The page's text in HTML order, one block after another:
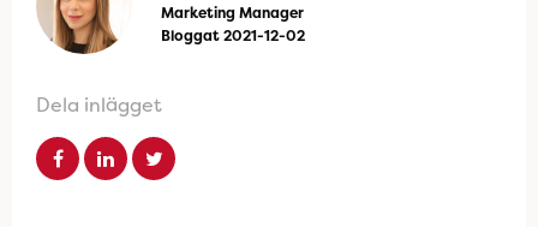
Marketing Manager
Bloggat 2021-12-02
Dela inlägget